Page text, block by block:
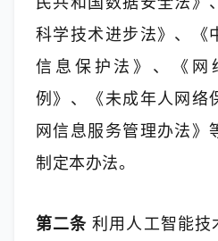
科学技术进步法》、《
信息保护法》、《网
例》、《未成年人网络
网信息服务管理办法》
制定本办法。
第二条 利用人工智能技